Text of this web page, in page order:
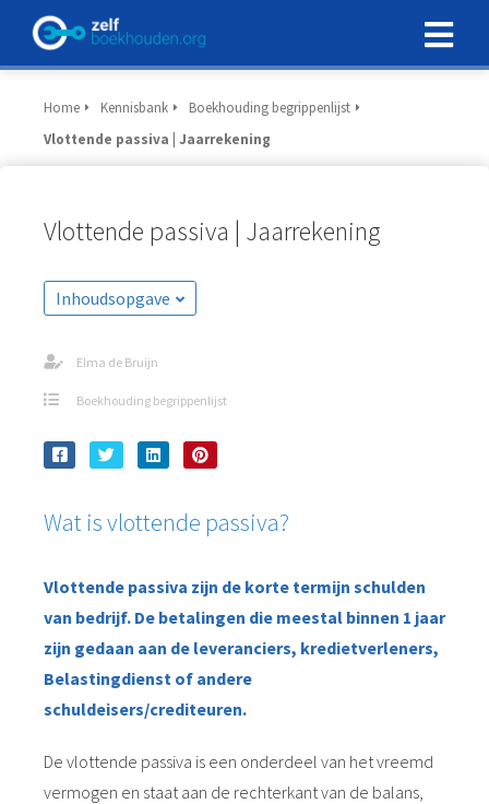
Home Kennisbank
Boekhouding begrippenlijst
Vlottende passiva | Jaarrekening
Vlottende passiva | Jaarrekening
Inhoudsopgave
Elma de Bruijn
Boekhouding begrippenlijst
Wat is vlottende passiva?
Vlottende passiva zijn de korte termijn schulden
van bedrijf. De betalingen die meestal binnen 1 jaar
zijn gedaan aan de leveranciers, kredietverleners,
Belastingdienst of andere
schuldeisers/crediteuren.
De vlottende passiva is een onderdeel van het vreemd
vermogen en staat aan de rechterkant van de balans,